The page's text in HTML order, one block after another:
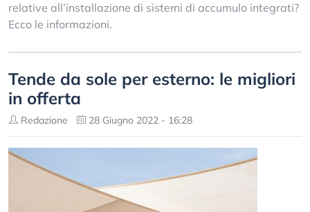
relative all’installazione di sistemi di accumulo integrati?
Ecco le informazioni.
Tende da sole per esterno: le migliori
in offerta
Redazione 28 Giugno 2022 - 16:28